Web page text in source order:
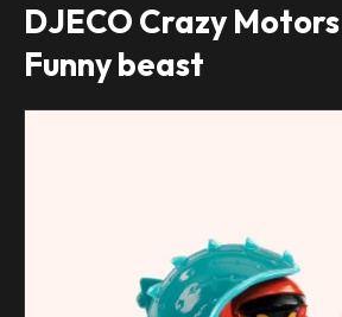
DJECO Crazy
Funny beast